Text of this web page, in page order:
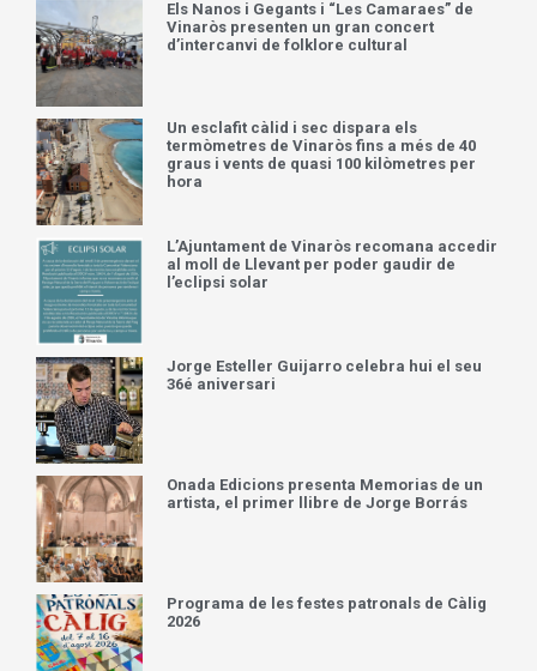
Els Nanos i Gegants i “Les Camaraes” de
Vinaròs presenten un gran concert
d’intercanvi de folklore cultural
Un esclafit càlid i sec dispara els
termòmetres de Vinaròs fins a més de 40
graus i vents de quasi 100 kilòmetres per
hora
L’Ajuntament de Vinaròs recomana accedir
al moll de Llevant per poder gaudir de
l’eclipsi solar
Jorge Esteller Guijarro celebra hui el seu
36é aniversari
Onada Edicions presenta Memorias de un
artista, el primer llibre de Jorge Borrás
Programa de les festes patronals de Càlig
2026